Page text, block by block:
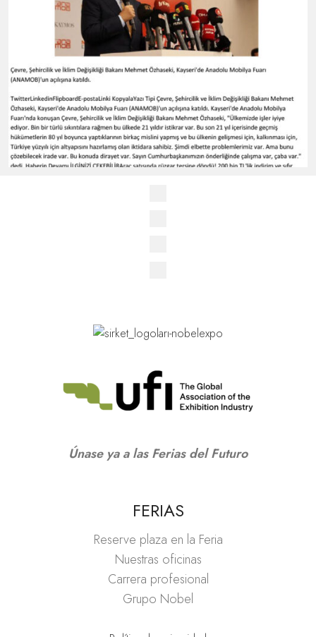
Únase ya a las Ferias del Futuro
FERIAS
Reserve plaza en la Feria
Nuestras oficinas
Carrera profesional
Grupo Nobel